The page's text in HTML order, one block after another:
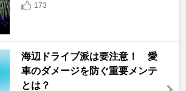
173
海辺ドライブ派は要注意！ 愛
車のダメージを防ぐ重要メンテ
とは？